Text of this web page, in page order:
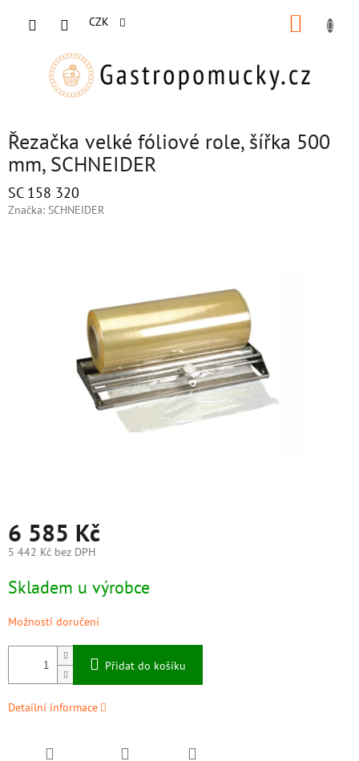
CZK
Řezačka velké fóliové role, šířka 500
mm, SCHNEIDER
SC 158 320
Značka: SCHNEIDER
6 585 Kč
5 442 Kč bez DPH
cena:
Skladem u výrobce
Možnosti doručení
Přidat do košíku
Detailní informace